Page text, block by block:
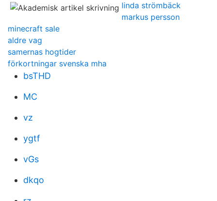
linda strömbäck
markus persson
minecraft sale
aldre vag
samernas hogtider
förkortningar svenska mha
bsTHD
MC
vz
ygtf
vGs
dkqo